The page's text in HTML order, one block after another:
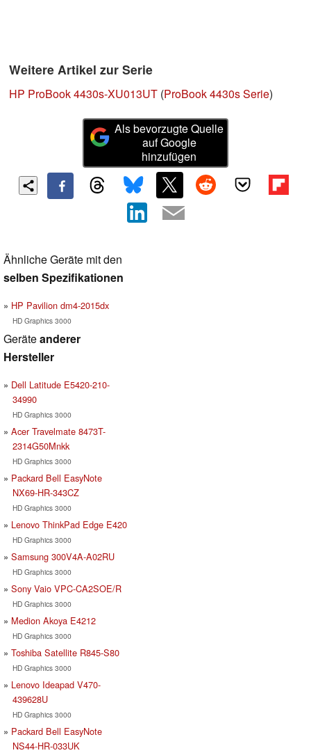
Weitere Artikel zur Serie
HP ProBook 4430s-XU013UT (ProBook 4430s Serie)
Als bevorzugte Quelle
auf Google
hinzufügen
Ähnliche Geräte mit den
selben Spezifikationen
HP Pavilion dm4-2015dx
HD Graphics 3000
Geräteanderer
Hersteller
Dell Latitude E5420-210-
34990
HD Graphics 3000
Acer Travelmate 8473T-
2314G50Mnkk
HD Graphics 3000
Packard Bell EasyNote
NX69-HR-343CZ
HD Graphics 3000
Lenovo ThinkPad Edge E420
HD Graphics 3000
Samsung 300V4A-A02RU
HD Graphics 3000
Sony Vaio VPC-CA2SOE/R
HD Graphics 3000
Medion Akoya E4212
HD Graphics 3000
Toshiba Satellite R845-S80
HD Graphics 3000
Lenovo Ideapad V470-
439628U
HD Graphics 3000
Packard Bell EasyNote
NS44-HR-033UK